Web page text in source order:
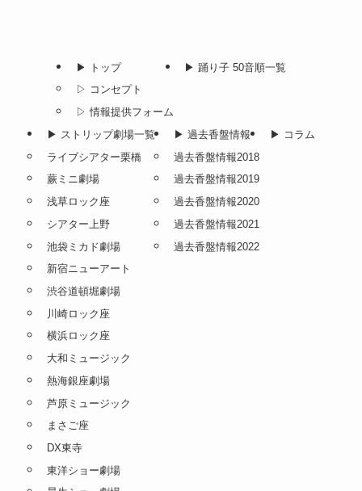
▶︎ トップ
▷ コンセプト
▷ 情報提供フォーム
▶︎ 踊り子 50音順一覧
▶︎ ストリップ劇場一覧
ライブシアター栗橋
蕨ミニ劇場
浅草ロック座
シアター上野
池袋ミカド劇場
新宿ニューアート
渋谷道頓堀劇場
川崎ロック座
横浜ロック座
大和ミュージック
熱海銀座劇場
芦原ミュージック
まさご座
DX東寺
東洋ショー劇場
▶︎ 過去香盤情報
過去香盤情報2018
過去香盤情報2019
過去香盤情報2020
過去香盤情報2021
過去香盤情報2022
▶︎ コラム